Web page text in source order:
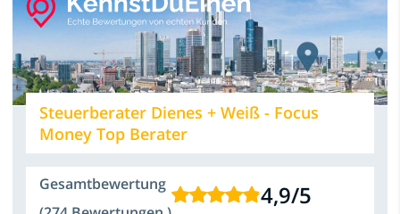
Steuerberater Dienes + Weiß - Focus
Money Top Berater
Gesamtbewertung
4,9/5